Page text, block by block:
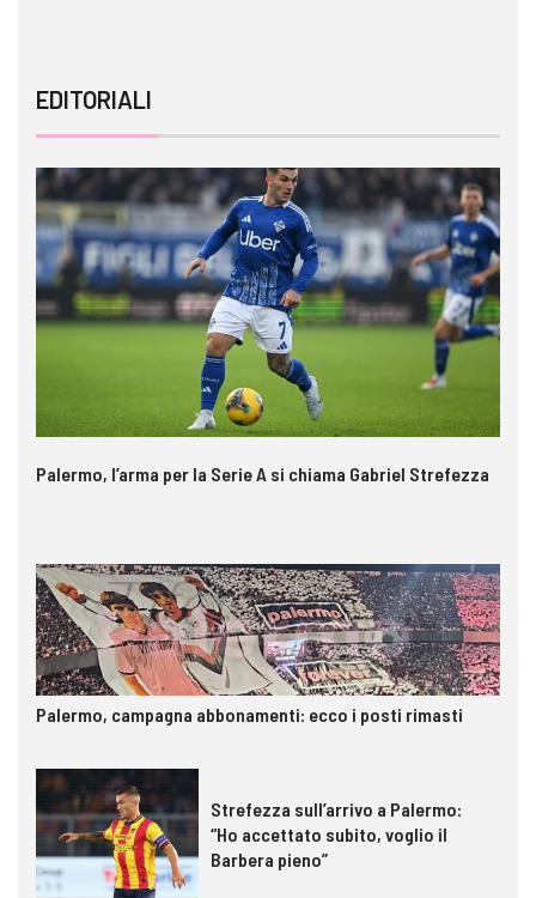
EDITORIALI
Palermo, l’arma per la Serie A si chiama Gabriel Strefezza
Palermo, campagna abbonamenti: ecco i posti rimasti
Strefezza sull’arrivo a Palermo:
“Ho accettato subito, voglio il
Barbera pieno”